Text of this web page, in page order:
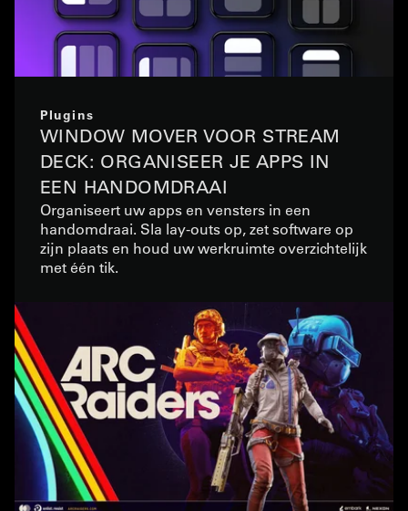
Plugins
WINDOW MOVER VOOR STREAM
DECK: ORGANISEER JE APPS IN
EEN HANDOMDRAAI
Organiseert uw apps en vensters in een
handomdraai. Sla lay-outs op, zet software op
zijn plaats en houd uw werkruimte overzichtelijk
met één tik.